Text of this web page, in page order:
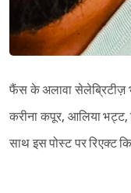
फैंस के अलावा सेलेब्रिटीज़
करीना कपूर, आलिया भट्ट,
साथ इस पोस्ट पर रिएक्ट